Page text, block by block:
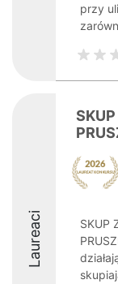
przy
Laureaci
SKUP